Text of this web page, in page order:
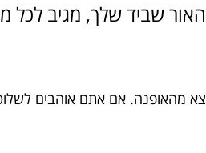
מהאופנה. אם אתם אוהבים